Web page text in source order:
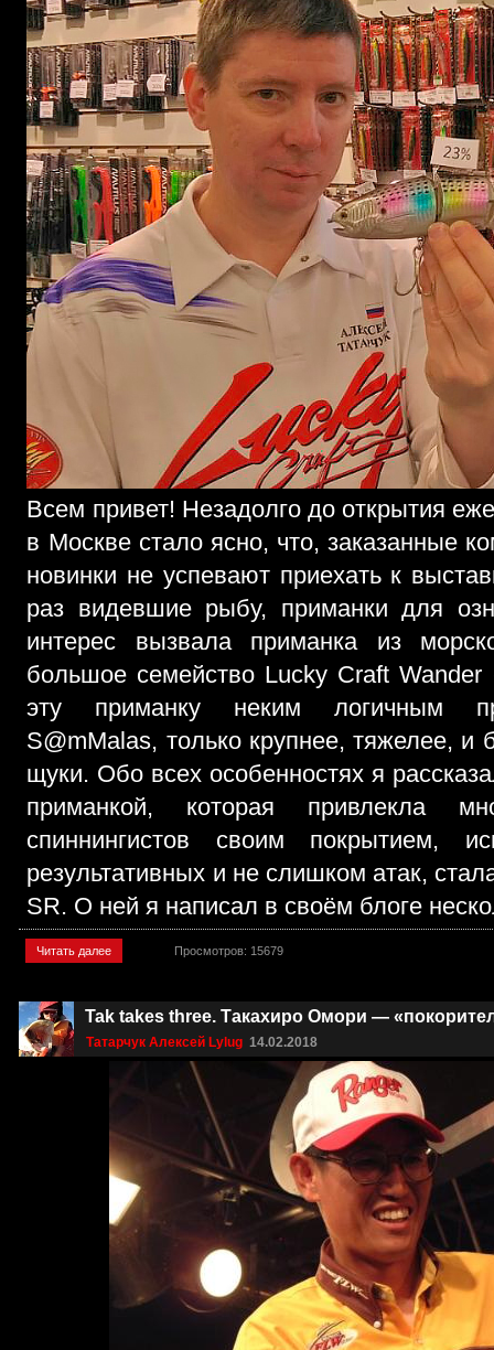
Всем привет! Незадолго до открытия
в Москве стало ясно, что, заказанные
новинки не успевают приехать к
раз видевшие рыбу, приманки для
интерес вызвала приманка из
большое семейство Lucky Craft
эту приманку неким логичным
S@mMalas, только крупнее, тяжелее,
щуки. Обо всех особенностях я
приманкой, которая привлекла
спиннингистов своим покрытием,
результативных и не слишком атак,
SR. О ней я написал в своём блоге
Читать далее Просмотров: 15679
Tak takes three. Такахиро Омори —
Татарчук Алексей Lylug 14.02.2018